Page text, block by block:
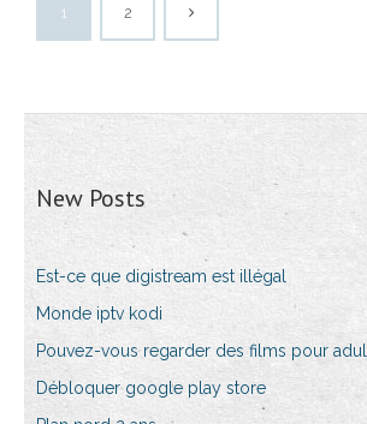
1 2
New Posts
Est-ce que digistream est illégal
Monde iptv kodi
Pouvez-vous regarder des films pour
Débloquer google play store